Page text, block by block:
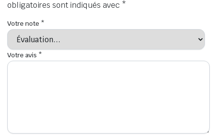
obligatoires sont indiqués avec *
Votre note *
Votre avis *